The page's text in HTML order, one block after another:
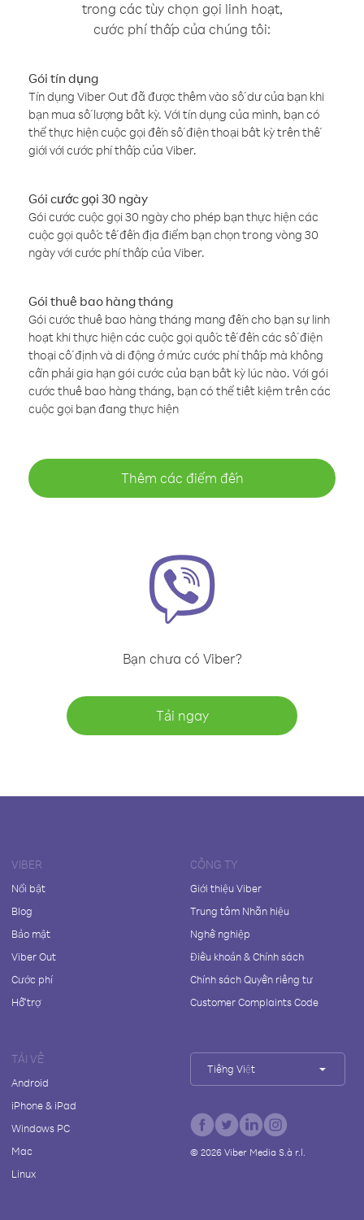
trong các tùy chọn gọi linh hoạt,
cước phí thấp của chúng tôi:
Gói tín dụng
Tín dụng Viber Out đã được thêm vào số dư của bạn khi
bạn mua số lượng bất kỳ. Với tín dụng của mình, bạn có
thể thực hiện cuộc gọi đến số điện thoại bất kỳ trên thế
giới với cước phí thấp của Viber.
Gói cước gọi 30 ngày
Gói cước cuộc gọi 30 ngày cho phép bạn thực hiện các
cuộc gọi quốc tế đến địa điểm bạn chọn trong vòng 30
ngày với cước phí thấp của Viber.
Gói thuê bao hàng tháng
Gói cước thuê bao hàng tháng mang đến cho bạn sự linh
hoạt khi thực hiện các cuộc gọi quốc tế đến các số điện
thoại cố định và di động ở mức cước phí thấp mà không
cần phải gia hạn gói cước của bạn bất kỳ lúc nào. Với gói
cước thuê bao hàng tháng, bạn có thể tiết kiệm trên các
cuộc gọi bạn đang thực hiện
Thêm các điểm đến
Bạn chưa có Viber?
Tải ngay
VIBER
Nổi bật
Blog
Bảo mật
Viber Out
Cước phí
Hỗ trợ
CÔNG TY
Giới thiệu Viber
Trung tâm Nhãn hiệu
Nghề nghiệp
Điều khoản & Chính sách
Chính sách Quyền riêng tư
Customer Complaints Code
TẢI VỀ
Android
iPhone & iPad
Windows PC
Mac
Linux
Tiếng Việt
© 2026Viber Media S.à r.l.